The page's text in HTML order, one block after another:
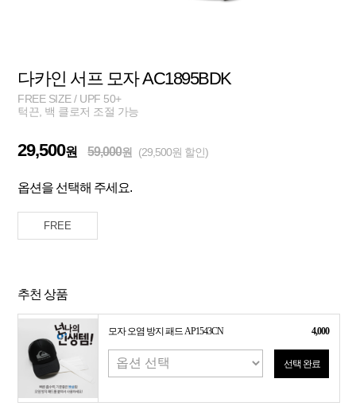
다카인 서프 모자 AC1895BDK
FREE SIZE / UPF 50+
턱끈, 백 클로저 조절 가능
29,500원 59,000원 (29,500원 할인)
옵션을 선택해 주세요.
FREE
추천 상품
모자 오염 방지 패드 AP1543CN 4,000
선택 완료